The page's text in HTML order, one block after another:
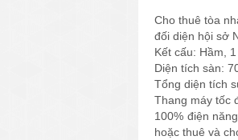
Cho thuê tòa
đối diện hội sở
Kết cấu: Hầm, 1
Diện tích sàn:
Tổng diện tích
Thang máy tốc
100% điện
hoặc thuê và